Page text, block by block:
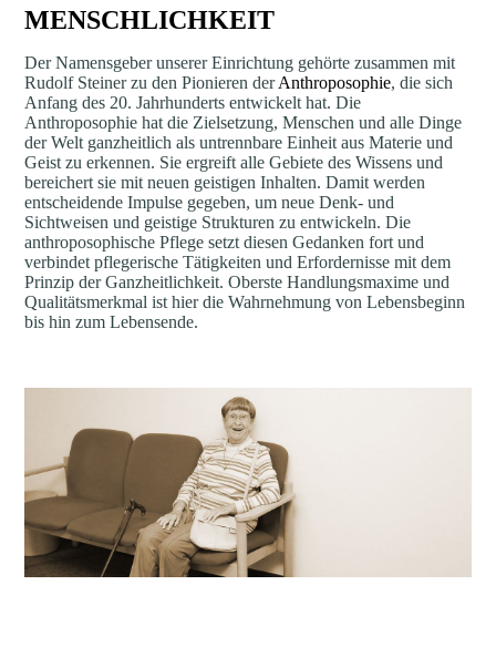
MENSCHLICHKEIT
Der Namensgeber unserer Einrichtung gehörte zusammen mit
Rudolf Steiner zu den Pionieren derAnthroposophie, die sich
Anfang des 20. Jahrhunderts entwickelt hat. Die
Anthroposophie hat die Zielsetzung, Menschen und alle Dinge
der Welt ganzheitlich als untrennbare Einheit aus Materie und
Geist zu erkennen. Sie ergreift alle Gebiete des Wissens und
bereichert sie mit neuen geistigen Inhalten. Damit werden
entscheidende Impulse gegeben, um neue Denk- und
Sichtweisen und geistige Strukturen zu entwickeln. Die
anthroposophische Pflege setzt diesen Gedanken fort und
verbindet pflegerische Tätigkeiten und Erfordernisse mit dem
Prinzip der Ganzheitlichkeit. Oberste Handlungsmaxime und
Qualitätsmerkmal ist hier die Wahrnehmung von Lebensbeginn
bis hin zum Lebensende.